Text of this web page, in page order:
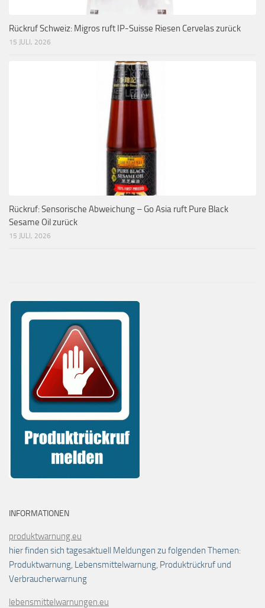
Rückruf Schweiz: Migros ruft IP-Suisse Riesen Cervelas zurück
15 JULI, 2026
Rückruf: Sensorische Abweichung – Go Asia ruft Pure Black
Sesame Oil zurück
15 JULI, 2026
INFORMATIONEN
produktwarnung.eu
hier finden sich tagesaktuell Meldungen zu folgenden Themen:
Produktwarnung, Lebensmittelwarnung, Produktrückruf und
Verbraucherwarnung
lebensmittelwarnungen.eu